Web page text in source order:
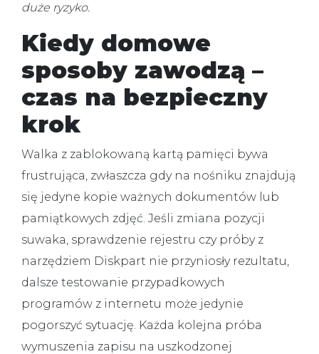
duże ryzyko.
Kiedy domowe
sposoby zawodzą –
czas na bezpieczny
krok
Walka z zablokowaną kartą pamięci bywa
frustrująca, zwłaszcza gdy na nośniku znajdują
się jedyne kopie ważnych dokumentów lub
pamiątkowych zdjęć. Jeśli zmiana pozycji
suwaka, sprawdzenie rejestru czy próby z
narzędziem Diskpart nie przyniosły rezultatu,
dalsze testowanie przypadkowych
programów z internetu może jedynie
pogorszyć sytuację. Każda kolejna próba
wymuszenia zapisu na uszkodzonej